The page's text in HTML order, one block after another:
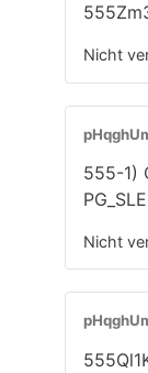
Nicht
555-1)
Nicht